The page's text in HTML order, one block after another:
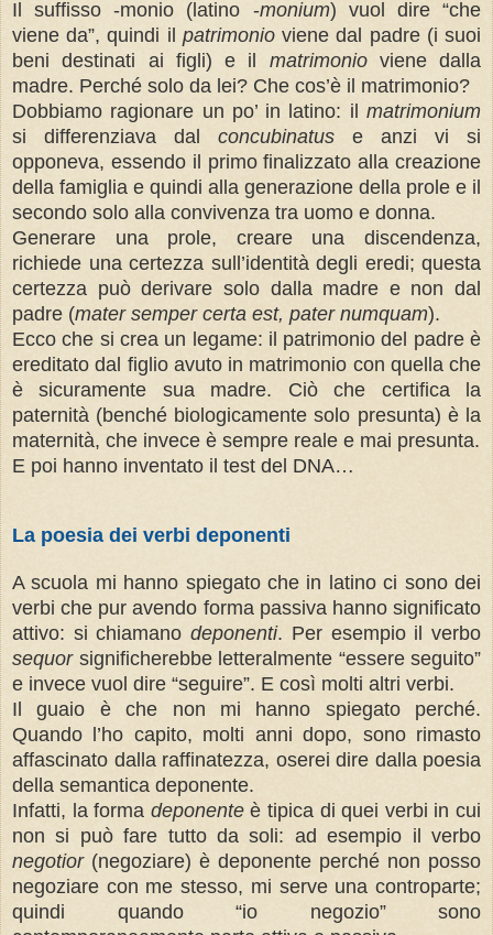
Il suffisso -monio (latino -monium) vuol dire “che
viene da”, quindi il patrimonioviene dal padre (i suoi
beni destinati ai figli) e il matrimonioviene dalla
madre. Perché solo da lei? Che cos’è il matrimonio?
Dobbiamo ragionare un po’ in latino: il matrimonium
si differenziava dal concubinatus e anzi vi si
opponeva, essendo il primo finalizzato alla creazione
della famiglia e quindi alla generazione della prole e il
secondo solo alla convivenza tra uomo e donna.
Generare una prole, creare una discendenza,
richiede una certezza sull’identità degli eredi; questa
certezza può derivare solo dalla madre e non dal
padre (mater semper certa est, pater numquam).
Ecco che si crea un legame: il patrimonio del padre è
ereditato dal figlio avuto in matrimonio con quella che
è sicuramente sua madre. Ciò che certifica la
paternità (benché biologicamente solo presunta) è la
maternità, che invece è sempre reale e mai presunta.
E poi hanno inventato il test del DNA…
La poesia dei verbi deponenti
A scuola mi hanno spiegato che in latino ci sono dei
verbi che pur avendo forma passiva hanno significato
attivo: si chiamanodeponenti. Per esempio il verbo
sequorsignificherebbe letteralmente “essere seguito”
e invece vuol dire “seguire”. E così molti altri verbi.
Il guaio è che non mi hanno spiegato perché.
Quando l’ho capito, molti anni dopo, sono rimasto
affascinato dalla raffinatezza, oserei dire dalla poesia
della semantica deponente.
Infatti, la forma deponenteè tipica di quei verbi in cui
non si può fare tutto da soli: ad esempio il verbo
negotior(negoziare) è deponente perché non posso
negoziare con me stesso, mi serve una controparte;
quindi quando “io negozio” sono